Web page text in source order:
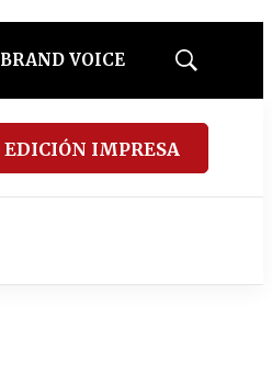
BRAND VOICE
Mostrar
EDICIÓN IMPRESA